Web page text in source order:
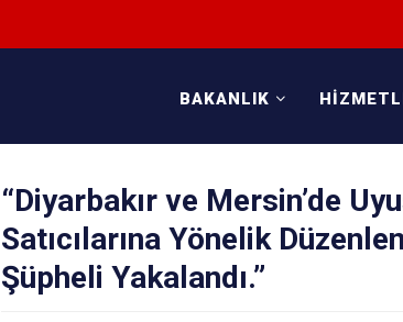
BAKANLIK
“Diyarbakır ve Mersin’de
Satıcılarına Yönelik
Şüpheli Yakalandı.”